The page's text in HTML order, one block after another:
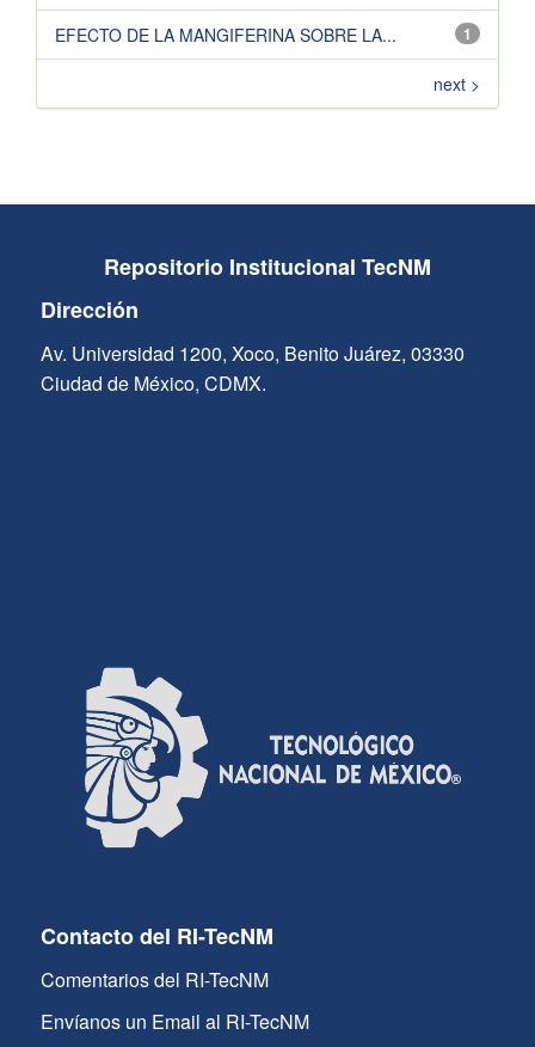
1
EFECTO DE LA MANGIFERINA SOBRE LA...
next >
Repositorio Institucional TecNM
Dirección
Av. Universidad 1200, Xoco, Benito Juárez, 03330
Ciudad de México, CDMX.
Contacto del RI-TecNM
Comentarios del RI-TecNM
Envíanos un Email al RI-TecNM